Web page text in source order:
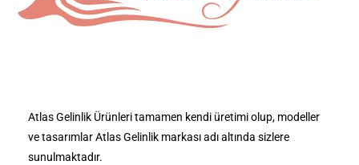
Atlas Gelinlik Ürünleri tamamen kendi üretimi olup, modeller
ve tasarımlar Atlas Gelinlik markası adı altında sizlere
sunulmaktadır.